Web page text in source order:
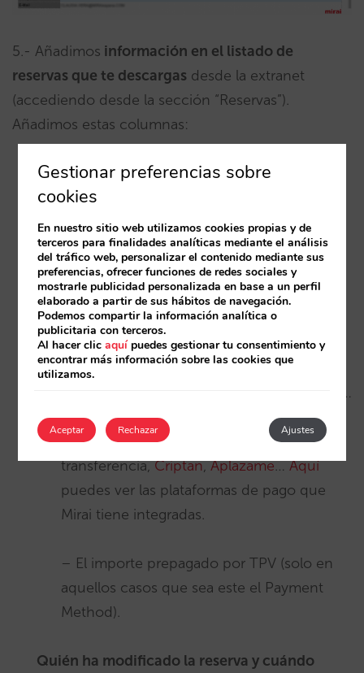
5.- Añadimos información en el listado de
reservas que te descargas desde la extranet
(accediendo desde la sección “Reservas”).
Añadimos estas columnas:
Teléfono de contacto del cliente
Información de tus Upselling de habitaciones
Forma y método de pago:
-Payment Type, diferenciando entre:
prepago, directo en el check in, directo en
el check out, acuerdo especial, pago
diferido (solo con Addon Payments), otros…
-Payment Method, ya sea TPV, tarjeta,
transferencia,Criptan,Aplazame…Aquí
puedes ver las plataformas de pago que
Mirai tiene integradas.
– El importe prepagado por TPV (solo en
aquellos casos que sea este el Payment
Method).
Quién ha modificado la reserva y cuándo
Gestionar preferencias sobre
cookies
En nuestro sitio web utilizamos cookies propias y de
terceros para finalidades analíticas mediante el análisis
del tráfico web, personalizar el contenido mediante sus
preferencias, ofrecer funciones de redes sociales y
mostrarle publicidad personalizada en base a un perfil
elaborado a partir de sus hábitos de navegación.
Podemos compartir la información analítica o
publicitaria con terceros.
Al hacer clicaquípuedes gestionar tu consentimiento y
encontrar más información sobre las cookies que
utilizamos.
Aceptar Ajustes
Rechazar